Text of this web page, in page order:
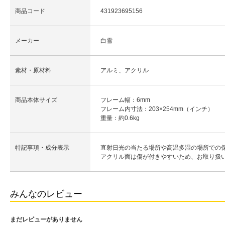
商品コード 431923695156
メーカー 白雪
素材・原材料 アルミ、アクリル
商品本体サイズ
フレーム幅：6mm
フレーム内寸法：203×254mm（インチ）
重量：約0.6kg
特記事項・成分表示
直射日光の当たる場所や高温多湿の場所での
アクリル面は傷が付きやすいため、お取り扱
みんなのレビュー
まだレビューがありません